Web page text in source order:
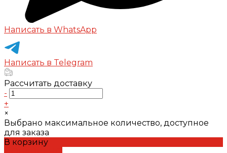
Написать в WhatsApp
Написать в Telegram
Рассчитать доставку
-
+
×
Выбрано максимальное количество, доступное
для заказа
В корзину